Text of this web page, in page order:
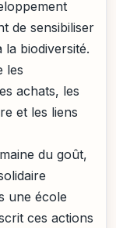
de sensibiliser
biodiversité.
les
achats, les
et les liens
du goût,
une école
ces actions